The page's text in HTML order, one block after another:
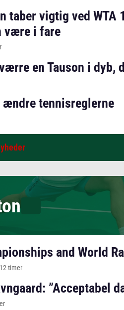
taber vigtig ved
være i fare
en Tauson i dyb,
tennisreglerne
and World
12 timer
”Acceptabel